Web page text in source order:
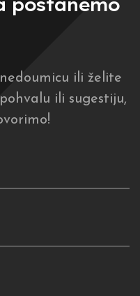
postanemo
ili želite
ili sugestiju,